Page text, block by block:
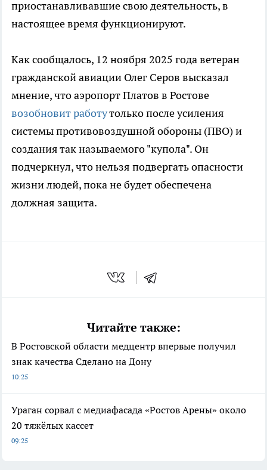
приостанавливавшие свою деятельность, в
настоящее время функционируют.
Как сообщалось, 12 ноября 2025 года ветеран
гражданской авиации Олег Серов высказал
мнение, что аэропорт Платов в Ростове
возобновит работутолько после усиления
системы противовоздушной обороны (ПВО) и
создания так называемого "купола". Он
подчеркнул, что нельзя подвергать опасности
жизни людей, пока не будет обеспечена
должная защита.
Читайте также:
В Ростовской области медцентр впервые получил
знак качества Сделано на Дону
10:25
Ураган сорвал с медиафасада «Ростов Арены» около
20 тяжёлых кассет
09:25